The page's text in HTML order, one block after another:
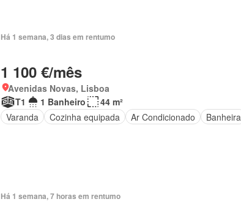
Há 1 semana, 3 dias em rentumo
1 100 €/mês
Avenidas Novas, Lisboa
T1
1 Banheiro
44 m²
Varanda
Cozinha equipada Ar Condicionado Banheira
Há 1 semana, 7 horas em rentumo